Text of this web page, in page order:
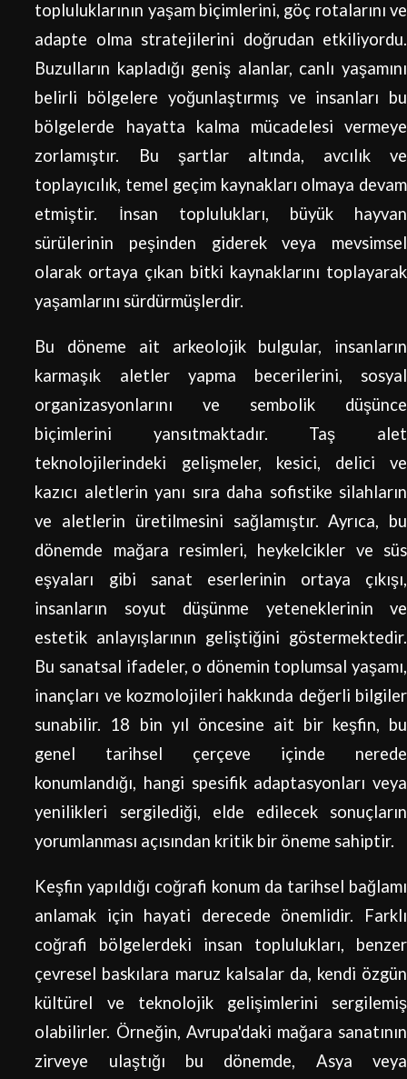
topluluklarının yaşam biçimlerini, göç rotalarını ve
adapte olma stratejilerini doğrudan etkiliyordu.
Buzulların kapladığı geniş alanlar, canlı yaşamını
belirli bölgelere yoğunlaştırmış ve insanları bu
bölgelerde hayatta kalma mücadelesi vermeye
zorlamıştır. Bu şartlar altında, avcılık ve
toplayıcılık, temel geçim kaynakları olmaya devam
etmiştir. İnsan toplulukları, büyük hayvan
sürülerinin peşinden giderek veya mevsimsel
olarak ortaya çıkan bitki kaynaklarını toplayarak
yaşamlarını sürdürmüşlerdir.
Bu döneme ait arkeolojik bulgular, insanların
karmaşık aletler yapma becerilerini, sosyal
organizasyonlarını ve sembolik düşünce
biçimlerini yansıtmaktadır. Taş alet
teknolojilerindeki gelişmeler, kesici, delici ve
kazıcı aletlerin yanı sıra daha sofistike silahların
ve aletlerin üretilmesini sağlamıştır. Ayrıca, bu
dönemde mağara resimleri, heykelcikler ve süs
eşyaları gibi sanat eserlerinin ortaya çıkışı,
insanların soyut düşünme yeteneklerinin ve
estetik anlayışlarının geliştiğini göstermektedir.
Bu sanatsal ifadeler, o dönemin toplumsal yaşamı,
inançları ve kozmolojileri hakkında değerli bilgiler
sunabilir. 18 bin yıl öncesine ait bir keşfin, bu
genel tarihsel çerçeve içinde nerede
konumlandığı, hangi spesifik adaptasyonları veya
yenilikleri sergilediği, elde edilecek sonuçların
yorumlanması açısından kritik bir öneme sahiptir.
Keşfin yapıldığı coğrafi konum da tarihsel bağlamı
anlamak için hayati derecede önemlidir. Farklı
coğrafi bölgelerdeki insan toplulukları, benzer
çevresel baskılara maruz kalsalar da, kendi özgün
kültürel ve teknolojik gelişimlerini sergilemiş
olabilirler. Örneğin, Avrupa'daki mağara sanatının
zirveye ulaştığı bu dönemde, Asya veya